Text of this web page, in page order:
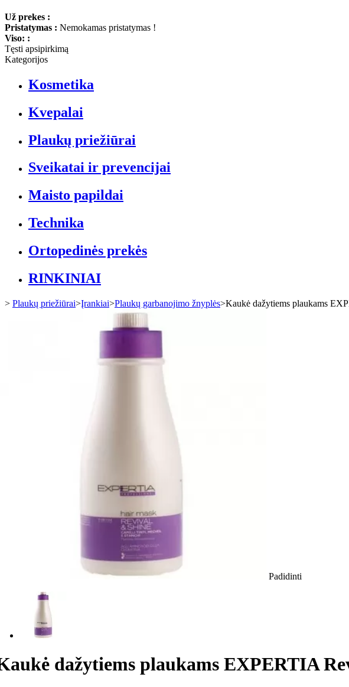
Už prekes :
Pristatymas : Nemokamas pristatymas !
Viso: :
Tęsti apsipirkimą
Kategorijos
Kosmetika
Kvepalai
Plaukų priežiūrai
Sveikatai ir prevencijai
Maisto papildai
Technika
Ortopedinės prekės
RINKINIAI
> Plaukų priežiūrai>Įrankiai>Plaukų garbanojimo žnyplės>Kaukė dažytiems plaukams
Padidinti
dažytiems plaukams EXPERTIA